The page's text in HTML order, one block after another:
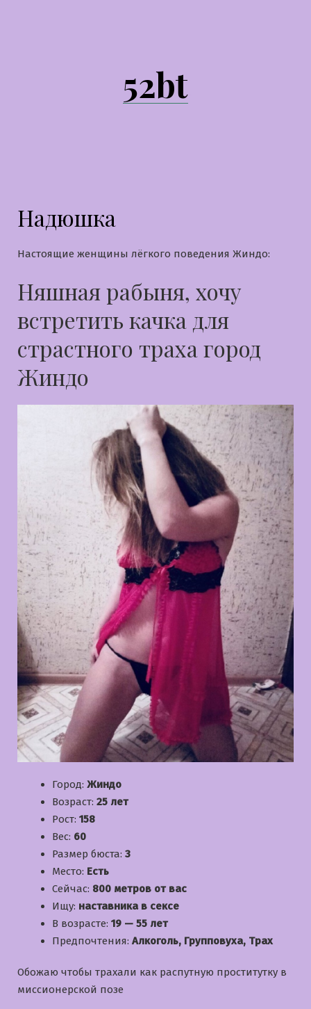
52bt
Надюшка
Настоящие женщины лёгкого поведения Жиндо:
Няшная рабыня, хочу
встретить качка для
страстного траха город
Жиндо
Город: Жиндо
Возраст: 25 лет
Рост: 158
Вес: 60
Размер бюста: 3
Место: Есть
Сейчас: 800 метров от вас
Ищу: наставника в сексе
В возрасте: 19 — 55 лет
Предпочтения: Алкоголь, Групповуха, Трах
Обожаю чтобы трахали как распутную проститутку в
миссионерской позе